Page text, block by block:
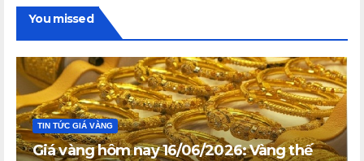
You missed
TIN TỨC GIÁ VÀNG
Giá vàng hôm nay 16/06/2026: Vàng thế